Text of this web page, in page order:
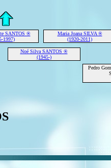
SANTOS ®
1997)
Maria Joana SILVA ®
(1920-2011)
Noé Silva SANTOS ®
(1945-)
Pedro